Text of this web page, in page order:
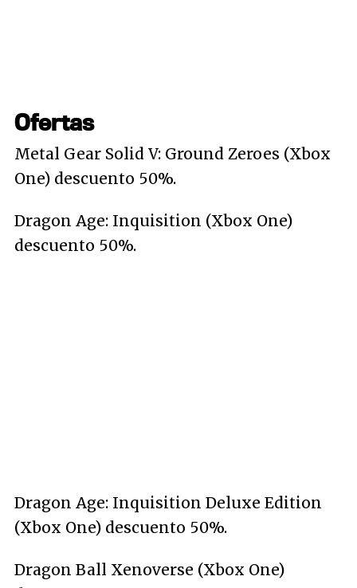
Ofertas
Metal Gear Solid V: Ground Zeroes (Xbox
One) descuento 50%.
Dragon Age: Inquisition (Xbox One)
descuento 50%.
Dragon Age: Inquisition Deluxe Edition
(Xbox One) descuento 50%.
Dragon Ball Xenoverse (Xbox One)